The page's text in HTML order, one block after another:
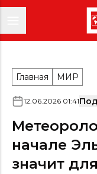
Главная МИР
12.06.2026 01:41
начале
значит